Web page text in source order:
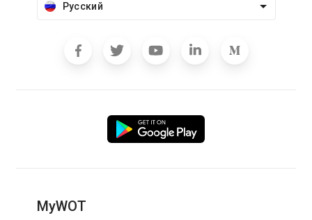
Русский
MyWOT